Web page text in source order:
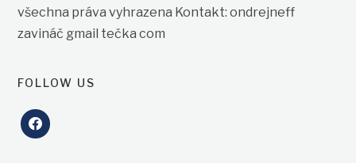
všechna práva vyhrazena Kontakt: ondrejneff
zavináč gmail tečka com
FOLLOW US
facebook